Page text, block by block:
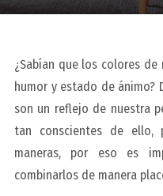
¿Sabían que los colores
humor y estado de ánimo?
son un reflejo de nuestra
tan conscientes de ello,
maneras, por eso es
combinarlos de manera